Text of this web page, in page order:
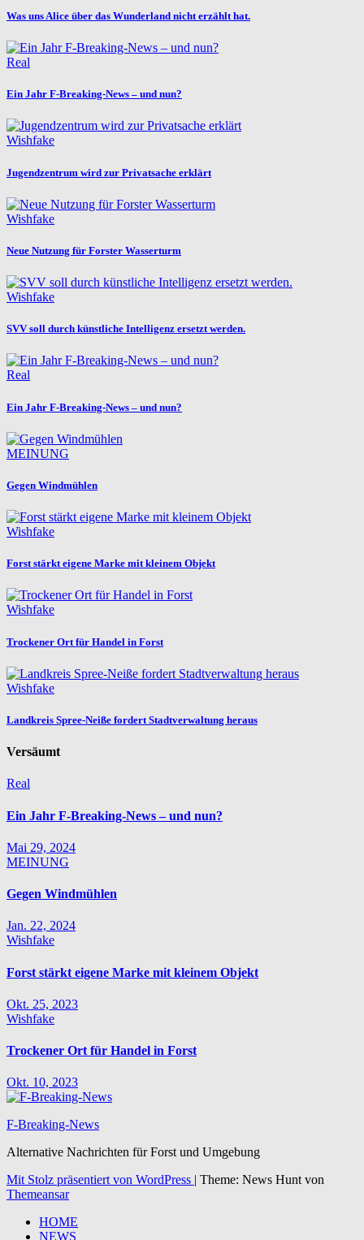
Was uns Alice über das Wunderland nicht erzählt hat.
Real
Ein Jahr F-Breaking-News – und nun?
Wishfake
Jugendzentrum wird zur Privatsache erklärt
Wishfake
Neue Nutzung für Forster Wasserturm
Wishfake
SVV soll durch künstliche Intelligenz ersetzt werden.
Real
Ein Jahr F-Breaking-News – und nun?
MEINUNG
Gegen Windmühlen
Wishfake
Forst stärkt eigene Marke mit kleinem Objekt
Wishfake
Trockener Ort für Handel in Forst
Wishfake
Landkreis Spree-Neiße fordert Stadtverwaltung heraus
Versäumt
Real
Ein Jahr F-Breaking-News – und nun?
Mai 29, 2024
MEINUNG
Gegen Windmühlen
Jan. 22, 2024
Wishfake
Forst stärkt eigene Marke mit kleinem Objekt
Okt. 25, 2023
Wishfake
Trockener Ort für Handel in Forst
Okt. 10, 2023
F-Breaking-News
Alternative Nachrichten für Forst und Umgebung
Mit Stolz präsentiert von WordPress
Theme: News Hunt von
Themeansar
HOME
NEWS